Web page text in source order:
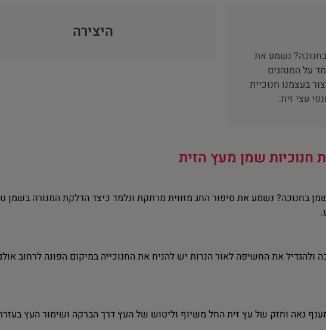
נשמע את
על המנהגים
בעצמנו חנוכיית
עצי זית.
היצירה
חנוכיות שמן מעץ הזית
בחנוכה? נשמע את סיפור החג מזווית מרתקת ונלמד כיצד הדלקת המנורה
את החשיפה לאור הנרות יש להניח את החנוכייה במיקום הפונה לרחוב
מענף נאה וחזק של עץ זית החל משיוף וליטוש של העץ דרך הברקה ושימור העץ